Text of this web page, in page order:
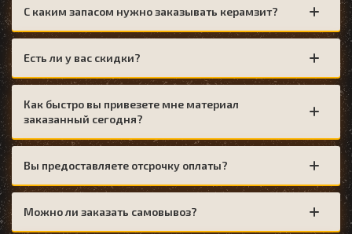
С каким запасом нужно заказывать керамзит?
Есть ли у вас скидки?
Как быстро вы привезете мне материал
заказанный сегодня?
Вы предоставляете отсрочку оплаты?
Можно ли заказать самовывоз?